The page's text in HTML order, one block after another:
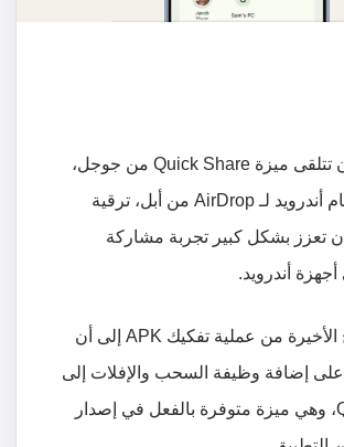
تتلقى ميزة من جوجل،
أندرويد لـ من أبل، ترقية
أن تعزز بشكل كبير تجربة مشاركة
أجهزة أندرويد.
الأخيرة من عملية تفكيك إلى أن
على إضافة وظيفة السحب والإفلات إلى
، وهي ميزة متوفرة بالفعل في إصدار